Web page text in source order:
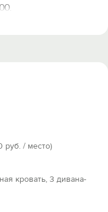
– через конный
село «Бела
- 78,7 км.
руб. / место)
кровать, 3 дивана-